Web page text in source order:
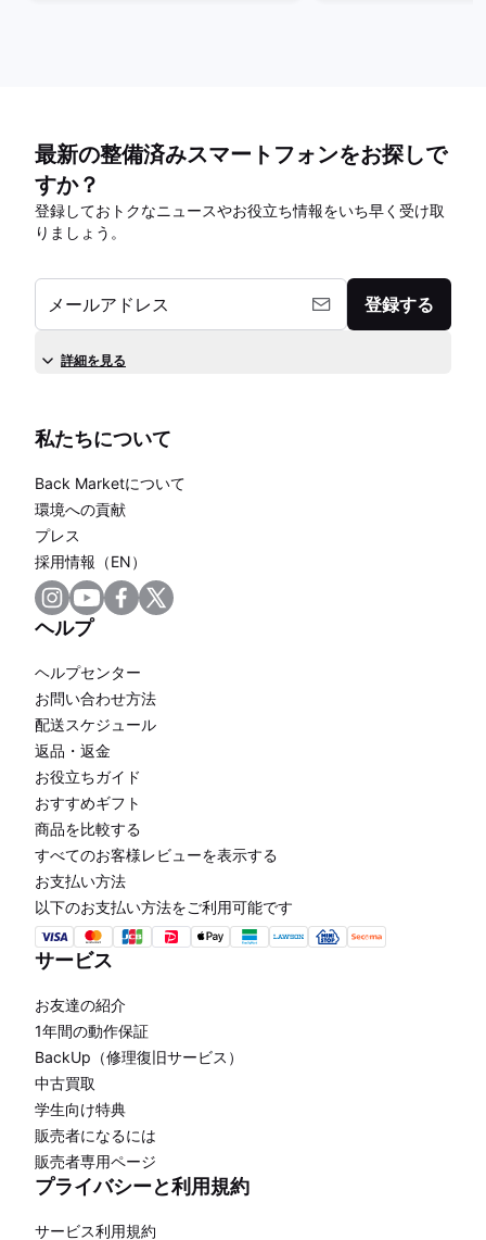
最新の整備済みスマートフォンをお探しで
すか？
登録しておトクなニュースやお役立ち情報をいち早く受け取
りましょう。
メールアドレス 登録する
詳細を見る
私たちについて
Back Marketについて
環境への貢献
プレス
採用情報（EN）
ヘルプ
ヘルプセンター
お問い合わせ方法
配送スケジュール
返品・返金
お役立ちガイド
おすすめギフト
商品を比較する
すべてのお客様レビューを表示する
お支払い方法
以下のお支払い方法をご利用可能です
サービス
お友達の紹介
1年間の動作保証
BackUp（修理復旧サービス）
中古買取
学生向け特典
販売者になるには
販売者専用ページ
プライバシーと利用規約
サービス利用規約